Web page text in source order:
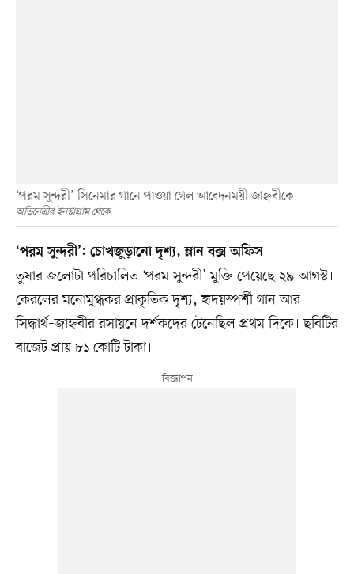
‘পরম সুন্দরী’ সিনেমার গানে পাওয়া গেল আবেদনময়ী জাহ্নবীকে
অভিনেত্রীর ইনস্টাগ্রাম থেকে
‘পরম সুন্দরী’: চোখজুড়ানো দৃশ্য, ম্লান বক্স অফিস
তুষার জলোটা পরিচালিত ‘পরম সুন্দরী’ মুক্তি পেয়েছে ২৯ আগস্ট।
কেরলের মনোমুগ্ধকর প্রাকৃতিক দৃশ্য, হৃদয়স্পর্শী গান আর
সিদ্ধার্থ–জাহ্নবীর রসায়নে দর্শকদের টেনেছিল প্রথম দিকে। ছবিটির
বাজেট প্রায় ৮১ কোটি টাকা।